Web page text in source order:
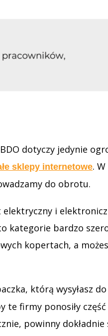
dotyczy jedynie
sklepy internetowe.
do obrotu.
elektryczny i
kategorie bardzo
kopertach, a
którą wysyłasz
firmy ponosiły
powinny dokładnie